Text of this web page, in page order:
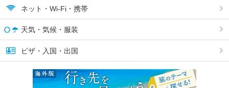
ネット・Wi-Fi・携帯
天気・気候・服装
ビザ・入国・出国